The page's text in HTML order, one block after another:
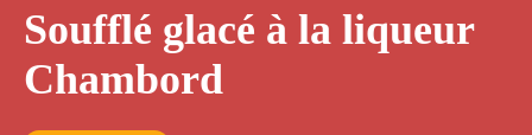
Soufflé glacé à la liqueur
Chambord